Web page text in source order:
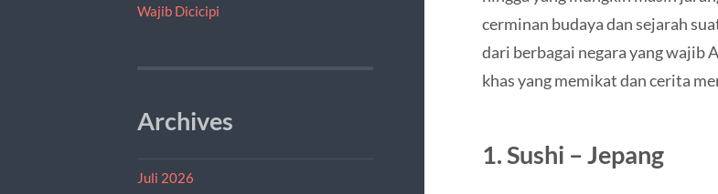
Wajib Dicicipi
Archives
Juli 2026
cerminan budaya dan sejarah
dari berbagai negara yang wajib
khas yang memikat dan cerita
1. Sushi – Jepang